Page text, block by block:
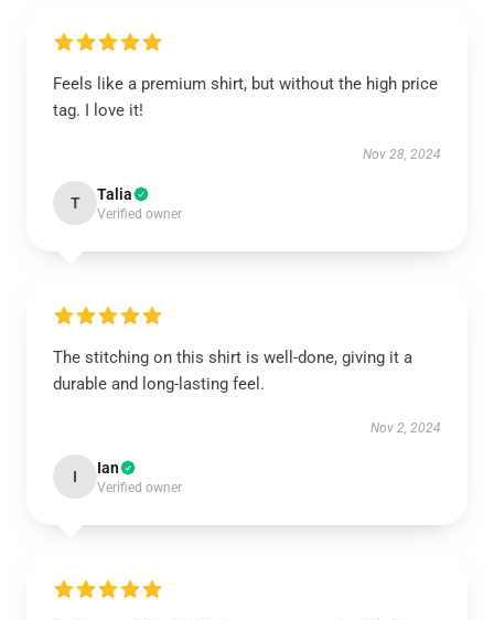
Feels like a premium shirt, but without the high price
tag. I love it!
Nov 28, 2024
T Talia
Verified owner
The stitching on this shirt is well-done, giving it a
durable and long-lasting feel.
Nov 2, 2024
I Ian
Verified owner